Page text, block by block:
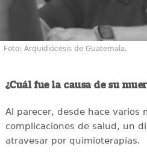
Foto: Arquidiócesis de Guatemala.
¿Cuál fue la causa de su
Al parecer, desde hace varios
complicaciones de salud, un
atravesar por quimioterapias.